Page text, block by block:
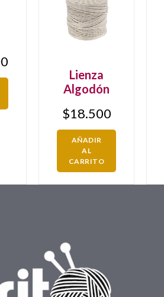
Lienza
Algodón
$18.500
AÑADIR
AL
CARRITO